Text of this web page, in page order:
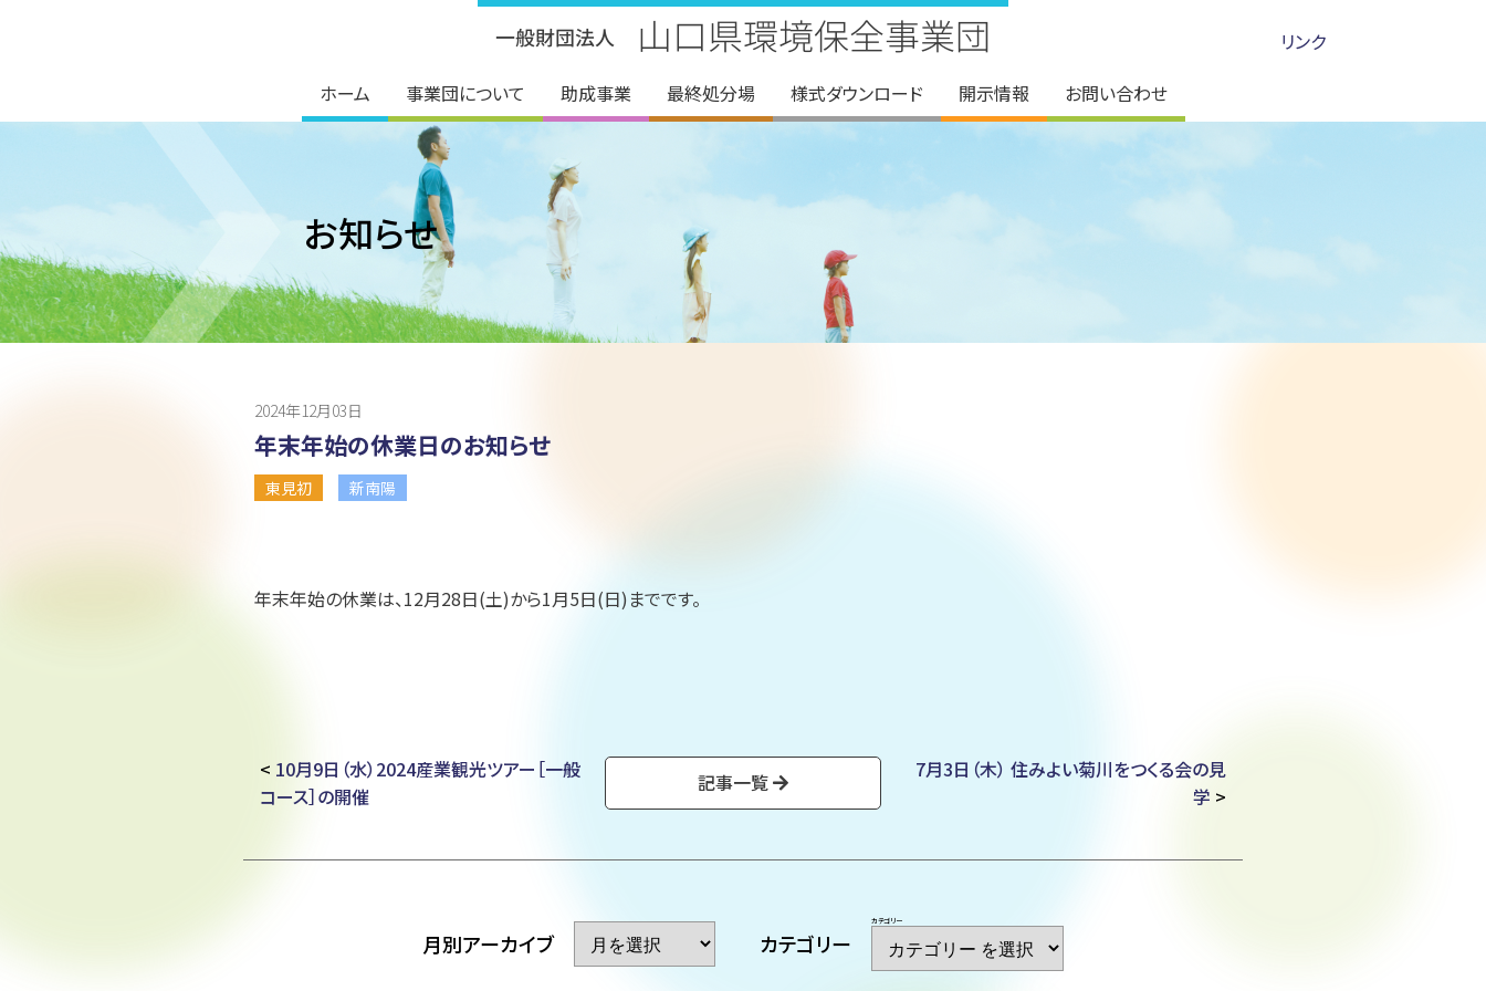
リンク
ホーム
事業団について 助成事業 最終処分場 様式ダウンロード 開示情報 お問い合わせ
お知らせ
2024年12月03日
年末年始の休業日のお知らせ
東見初 新南陽
年末年始の休業は、12月28日(土)から1月5日(日)までです。
< 10月9日（水）2024産業観光ツアー［一般
コース］の開催
記事一覧
7月3日（木） 住みよい菊川をつくる会の見
学 >
月別アーカイブ
ア
ブ
カテゴリー
カテゴリー